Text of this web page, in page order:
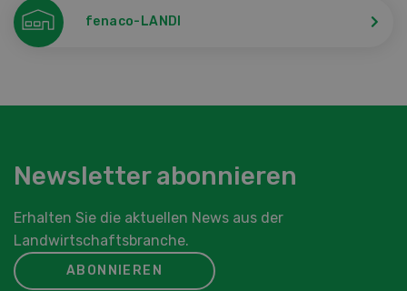
fenaco-LANDI
Newsletter abonnieren
Erhalten Sie die aktuellen News aus der
Landwirtschaftsbranche.
ABONNIEREN